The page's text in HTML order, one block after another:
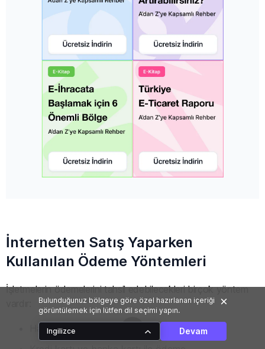
Bulunduğunuz bölgeye göre özel hazırlanan içeriği
görüntülemek için lütfen dil seçimi yapın.
Ingilizce Devam
İnternetten Satış Yaparken
Kullanılan Ödeme Yöntemleri
İşletmelerin ödemelerini tahsil edebilecekleri birçok yöntem
Havale ve EFT